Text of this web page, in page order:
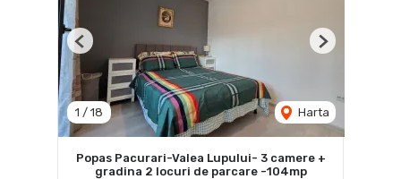
1 / 18 Harta
Previous Next
Popas Pacurari-Valea Lupului- 3 camere +
gradina 2 locuri de parcare -104mp